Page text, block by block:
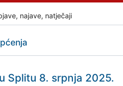
najave, natječaji
Splitu 8. srpnja 2025.